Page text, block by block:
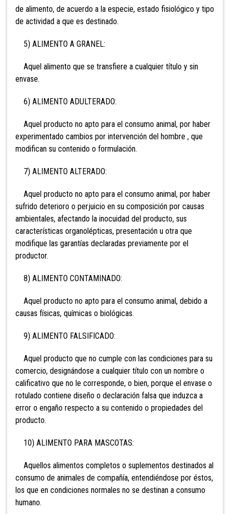
de alimento, de acuerdo a la especie, estado fisiológico y tipo
de actividad a que es destinado.
5) ALIMENTO A GRANEL:
Aquel alimento que se transfiere a cualquier título y sin
envase.
6) ALIMENTO ADULTERADO:
Aquel producto no apto para el consumo animal, por haber
experimentado cambios por intervención del hombre , que
modifican su contenido o formulación.
7) ALIMENTO ALTERADO:
Aquel producto no apto para el consumo animal, por haber
sufrido deterioro o perjuicio en su composición por causas
ambientales, afectando la inocuidad del producto, sus
características organolépticas, presentación u otra que
modifique las garantías declaradas previamente por el
productor.
8) ALIMENTO CONTAMINADO:
Aquel producto no apto para el consumo animal, debido a
causas físicas, químicas o biológicas.
9) ALIMENTO FALSIFICADO:
Aquel producto que no cumple con las condiciones para su
comercio, designándose a cualquier título con un nombre o
calificativo que no le corresponde, o bien, porque el envase o
rotulado contiene diseño o declaración falsa que induzca a
error o engaño respecto a su contenido o propiedades del
producto.
10) ALIMENTO PARA MASCOTAS:
Aquellos alimentos completos o suplementos destinados al
consumo de animales de compañía, entendiéndose por éstos,
los que en condiciones normales no se destinan a consumo
humano.